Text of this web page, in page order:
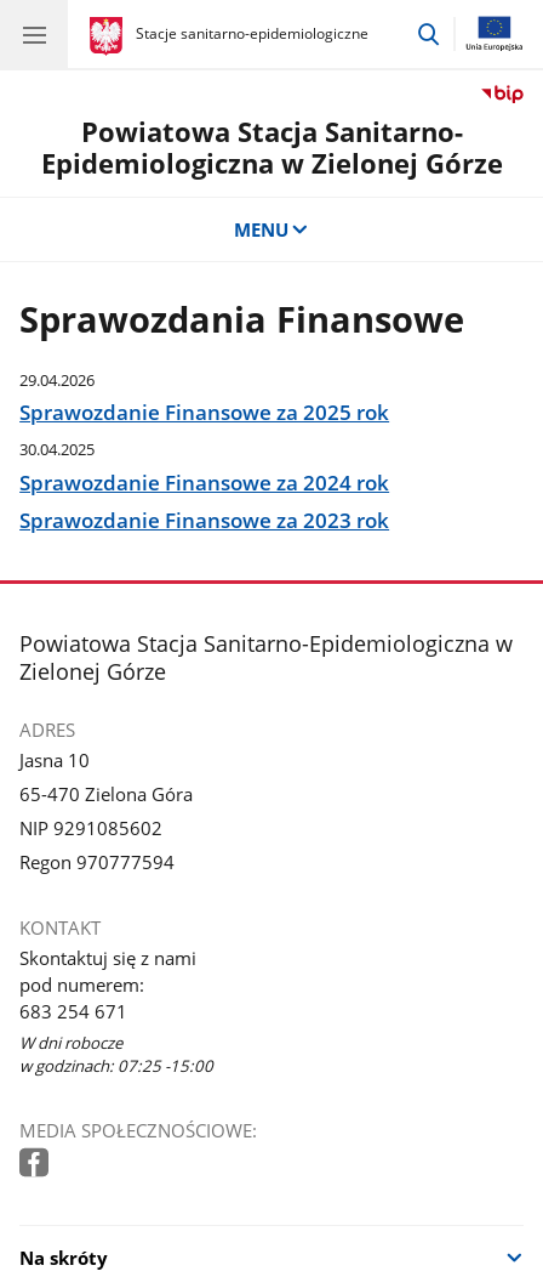
gov.pl
Stacje sanitarno-epidemiologiczne
gov.pl
Stacje
przejdź
Powiatowa Stacja Sanitarno-
Epidemiologiczna w Zielonej Górze
MENU
Sprawozdania Finansowe
29.04.2026
Sprawozdanie Finansowe za 2025 rok
30.04.2025
Sprawozdanie Finansowe za 2024 rok
Sprawozdanie Finansowe za 2023 rok
stopka
Powiatowa Stacja Sanitarno-Epidemiologiczna w
Zielonej Górze
ADRES
Jasna 10
65-470 Zielona Góra
NIP 9291085602
Regon 970777594
KONTAKT
Skontaktuj się z nami
pod numerem:
683 254 671
W dni robocze
w godzinach: 07:25 -15:00
MEDIA SPOŁECZNOŚCIOWE:
Na skróty